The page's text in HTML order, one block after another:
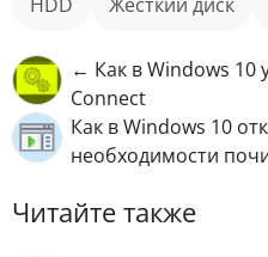
← Как в Windows 10
Connect
Как в Windows 10
необходимости
Читайте также